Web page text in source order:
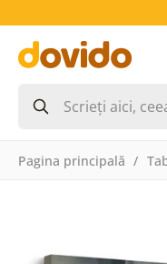
Pagina principală